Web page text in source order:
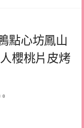
點心坊鳳山
櫻桃片皮烤
0